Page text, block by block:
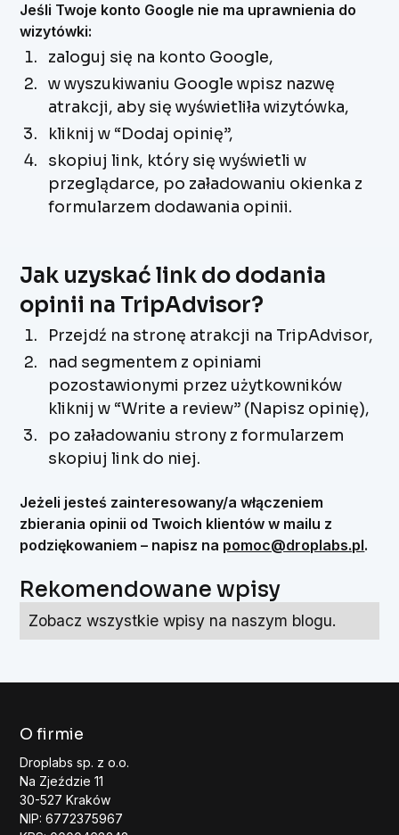
Jeśli Twoje konto Google nie ma uprawnienia do
wizytówki:
zaloguj się na konto Google,
w wyszukiwaniu Google wpisz nazwę
atrakcji, aby się wyświetliła wizytówka,
kliknij w “Dodaj opinię”,
skopiuj link, który się wyświetli w
przeglądarce, po załadowaniu okienka z
formularzem dodawania opinii.
Jak uzyskać link do dodania
opinii na TripAdvisor?
Przejdź na stronę atrakcji na TripAdvisor,
nad segmentem z opiniami
pozostawionymi przez użytkowników
kliknij w “Write a review” (Napisz opinię),
po załadowaniu strony z formularzem
skopiuj link do niej.
Jeżeli jesteś zainteresowany/a włączeniem
zbierania opinii od Twoich klientów w mailu z
podziękowaniem – napisz na pomoc@droplabs.pl.
Rekomendowane wpisy
Zobacz wszystkie wpisy na naszym blogu.
O firmie
Droplabs sp. z o.o.
Na Zjeździe 11
30-527 Kraków
NIP: 6772375967